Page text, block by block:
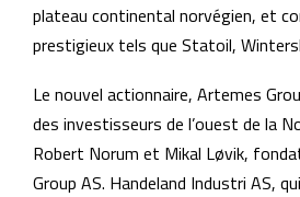
plateau continental norvégien, et
prestigieux tels que Statoil,
Le nouvel actionnaire, Artemes
des investisseurs de l’ouest de la
Robert Norum et Mikal Løvik,
Group AS. Handeland Industri AS,